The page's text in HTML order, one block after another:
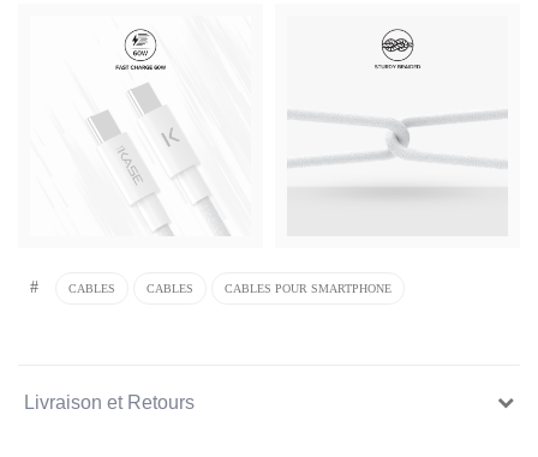
# CABLES CABLES CABLES POUR SMARTPHONE
Livraison et Retours